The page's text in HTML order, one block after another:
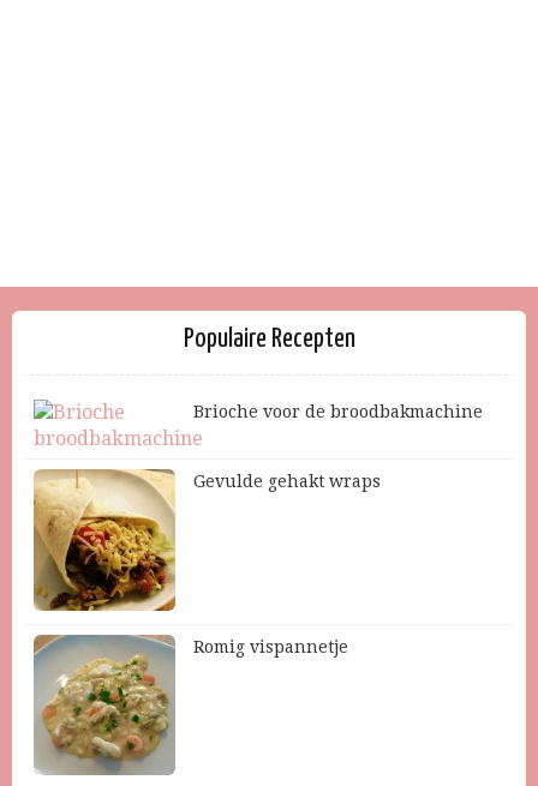
Populaire Recepten
Brioche voor de broodbakmachine
Gevulde gehakt wraps
Romig vispannetje